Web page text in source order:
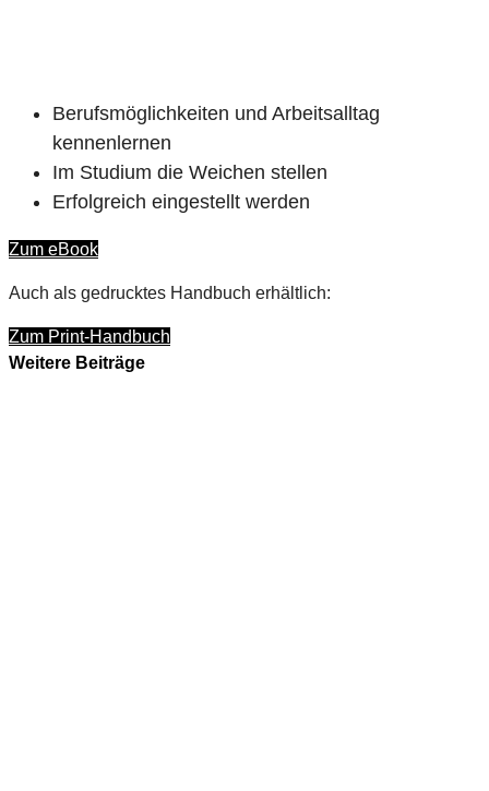
Berufsmöglichkeiten und Arbeitsalltag
kennenlernen
Im Studium die Weichen stellen
Erfolgreich eingestellt werden
Zum eBook
Auch als gedrucktes Handbuch erhältlich:
Zum Print-Handbuch
Weitere Beiträge